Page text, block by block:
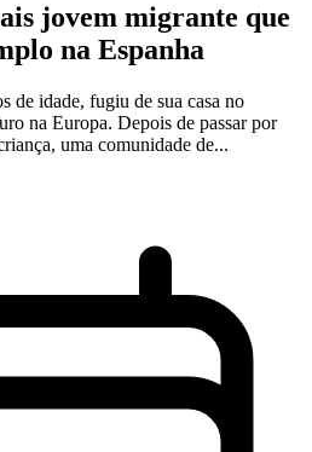
jovem migrante que
na Espanha
de idade, fugiu de sua casa no
na Europa. Depois de passar por
uma comunidade de...